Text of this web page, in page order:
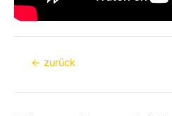
Beitragsnavigation
← zurück